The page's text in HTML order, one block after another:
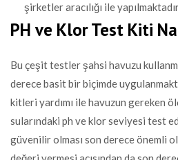
şirketler aracılığı ile
PH ve Klor Test Kiti
Bu çeşit testler şahsi havuzu
derece basit bir biçimde
kitleri yardımı ile havuzun gereken
sularındaki ph ve klor seviyesi test
güvenilir olması son derece önemli